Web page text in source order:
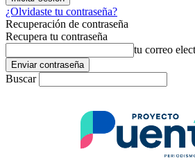
¿Olvidaste tu contraseña?
Recuperación de contraseña
Recupera tu contraseña
tu correo
Buscar